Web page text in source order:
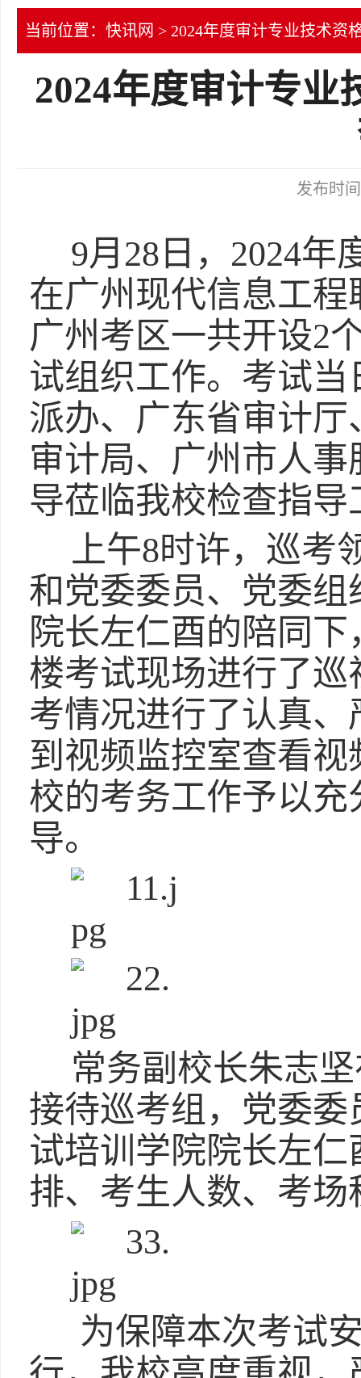
当前位置： 快讯网 > 2024年度审计专业技术资
2024年度审计专业
发布时
9月28日，2024年
在广州现代信息工
广州考区一共开设2
试组织工作。考试
派办、广东省审计
审计局、广州市人
导莅临我校检查指导
上午8时许，巡考
和党委委员、党委
院长左仁酉的陪同
楼考试现场进行了
考情况进行了认真
到视频监控室查看
校的考务工作予以
导。
常务副校长朱志
接待巡考组，党委
试培训学院院长左
排、考生人数、考
为保障本次考试